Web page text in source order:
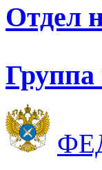
Отдел
Группа